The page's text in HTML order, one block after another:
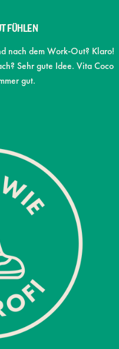
FÜHLEN
nach dem Work-Out? Klaro!
Sehr gute Idee. Vita Coco
gut.